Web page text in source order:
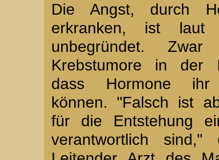
Die Angst, durch
erkranken, ist laut
unbegründet.
Krebstumore in der
dass Hormone ihr
können. "Falsch ist
für die Entstehung
verantwortlich